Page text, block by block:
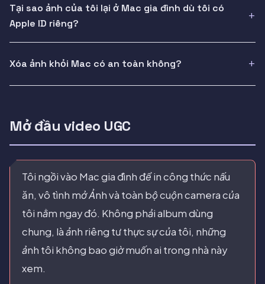
Tại sao ảnh của tôi lại ở Mac gia đình dù tôi có
Apple ID riêng?
Xóa ảnh khỏi Mac có an toàn không?
Mở đầu video UGC
Tôi ngồi vào Mac gia đình để in công thức nấu
ăn, vô tình mở Ảnh và toàn bộ cuộn camera của
tôi nằm ngay đó. Không phải album dùng
chung, là ảnh riêng tư thực sự của tôi, những
ảnh tôi không bao giờ muốn ai trong nhà này
xem.